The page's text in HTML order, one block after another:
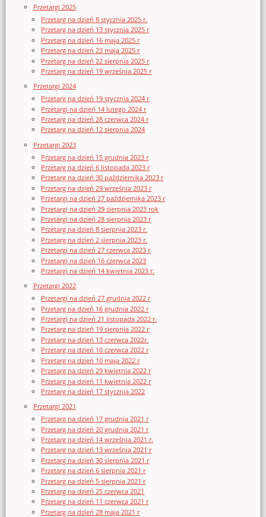
Przetargi 2025
Przetarg na dzień 8 stycznia 2025 r.
Przetarg na dzień 13 stycznia 2025 r
Przetarg na dzień 16 maja 2025 r
Przetarg na dzień 23 maja 2025 r
Przetarg na dzień 22 sierpnia 2025 r
Przetarg na dzień 19 września 2025 r
Przetargi 2024
Przetarg na dzień 19 stycznia 2024 r
Przetargi na dzień 14 lutego 2024 r
Przetarg na dzień 28 czerwca 2024 r
Przetarg na dzień 12 sierpnia 2024
Przetargi 2023
Przetarg na dzień 15 grudnia 2023 r
Przetarg na dzień 6 listopada 2023 r
Przetarg na dzień 30 października 2023 r
Przetarg na dzień 29 września 2023 r
Przetargi na dzień 27 października 2023 r
Przetargi na dzień 29 sierpnia 2023 rok
Przetargi na dzień 28 sierpnia 2023 r
Przetarg na dzień 8 sierpnia 2023 r.
Przetarg na dzień 2 sierpnia 2023 r.
Przetargi na dzień 27 czerwca 2023 r
Przetargi na dzień 16 czerwca 2023
Przetargi na dzień 14 kwietnia 2023 r.
Przetargi 2022
Przetargi na dzień 27 grudnia 2022 r
Przetarg na dzień 16 grudnia 2022 r
Przetargi na dzień 21 listopada 2022 r.
Przetarg na dzień 19 sierpnia 2022 r
Przetarg na dzień 13 czerwca 2022r.
Przetarg na dzień 10 czerwca 2022 r
Przetarg na dzień 10 maja 2022 r
Przetarg na dzień 29 kwietnia 2022 r
Przetarg na dzień 11 kwietnia 2022 r
Przetarg na dzień 17 stycznia 2022
Przetargi 2021
Przetarg na dzień 17 grudnia 2021 r
Przetarg na dzień 20 grudnia 2021 r
Przetarg na dzień 14 września 2021 r.
Przetarg na dzień 13 września 2021 r
Przetarg na dzień 30 sierpnia 2021 r
Przetarg na dzień 6 sierpnia 2021 r
Przetarg na dzień 5 sierpnia 2021 r
Przetarg na dzień 25 czerwca 2021
Przetarg na dzień 11 czerwca 2021 r
Przetarg na dzień 28 maja 2021 r